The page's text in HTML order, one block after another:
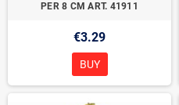
PER 8 CM ART. 41911
€3.29
BUY